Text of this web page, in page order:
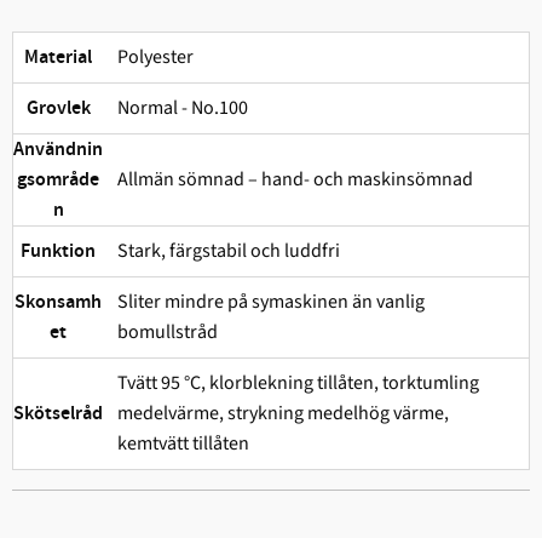
Material Polyester
Grovlek Normal - No.100
Användnin
gsområde
n
Allmän sömnad – hand- och maskinsömnad
Funktion Stark, färgstabil och ludd­fri
Skonsamh
et
Sliter mindre på symaskinen än vanlig
bomullstråd
Skötselråd
Tvätt 95 °C, klorblekning tillåten, torktumling
medelvärme, strykning medelhög värme,
kemtvätt tillåten